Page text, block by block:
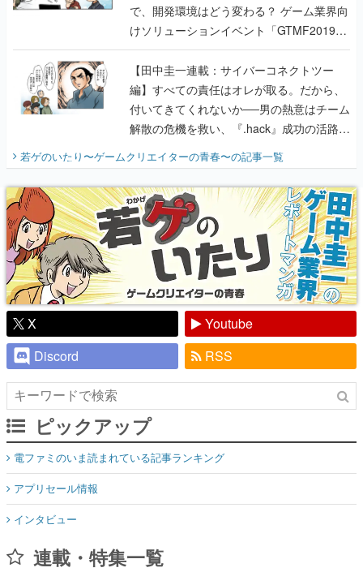
で、開発環境はどう変わる？ ゲーム業界向
けソリューションイベント「GTMF2019」
に行って、より理解を深めよう【PR】
【田中圭一連載：サイバーコネクトツー
編】すべての責任はオレが取る。だから、
付いてきてくれないか──男の熱意はチーム
解散の危機を救い、『.hack』成功の活路を
『少年ジャンプ』色だった【若ゲのいた
り】
若ゲのいたり〜ゲームクリエイターの青春〜の記事一覧
X
Youtube
Discord
RSS
ピックアップ
電ファミのいま読まれている記事ランキング
アプリセール情報
インタビュー
連載・特集一覧